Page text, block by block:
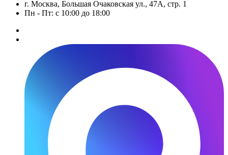
г. Москва, Большая Очаковская ул., 47А, стр. 1
Пн - Пт: с 10:00 до 18:00